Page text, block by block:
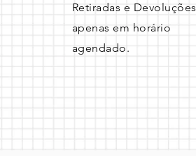
Retiradas e Devoluções
apenas em horário
agendado.